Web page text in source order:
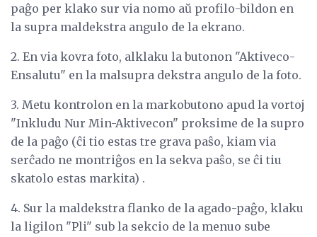
paĝo per klako sur via nomo aŭ profilo-bildon en
la supra maldekstra angulo de la ekrano.
2. En via kovra foto, alklaku la butonon "Aktiveco-
Ensalutu" en la malsupra dekstra angulo de la foto.
3. Metu kontrolon en la markobutono apud la vortoj
"Inkludu Nur Min-Aktivecon" proksime de la supro
de la paĝo (ĉi tio estas tre grava paŝo, kiam via
serĉado ne montriĝos en la sekva paŝo, se ĉi tiu
skatolo estas markita) .
4. Sur la maldekstra flanko de la agado-paĝo, klaku
la ligilon "Pli" sub la sekcio de la menuo sube